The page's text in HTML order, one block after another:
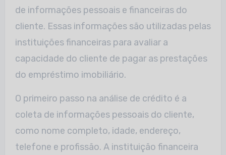
de informações pessoais e financeiras do
cliente. Essas informações são utilizadas pelas
instituições financeiras para avaliar a
capacidade do cliente de pagar as prestações
do empréstimo imobiliário.
O primeiro passo na análise de crédito é a
coleta de informações pessoais do cliente,
como nome completo, idade, endereço,
telefone e profissão. A instituição financeira